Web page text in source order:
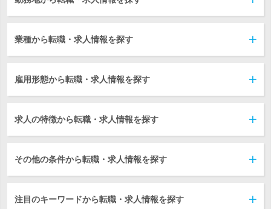
業種から転職・求人情報を探す
雇用形態から転職・求人情報を探す
求人の特徴から転職・求人情報を探す
その他の条件から転職・求人情報を探す
注目のキーワードから転職・求人情報を探す